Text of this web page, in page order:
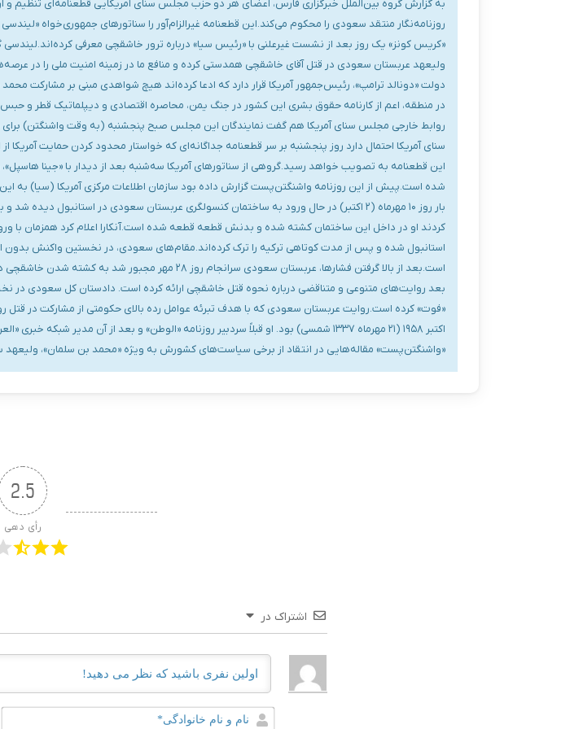
به گزارش گروه بین‌الملل خبرگزاری فارس، اعضای هر دو حزب مجلس سنای آمریکایی قطعنامه‌ای تنظیم
روزنامه‌نگار منتقد سعودی را محکوم می‌کند.این قطعنامه غیرالزام‌آور را سناتورهای جمهوری‌خواه «لیندسی
«کریس کونز» یک روز بعد از نشست غیرعلنی با «رئیس سیا» درباره ترور خاشقچی معرفی
ولیعهد عربستان سعودی در قتل آقای خاشقچی همدستی کرده و منافع ما در زمینه امنیت ملی را در
دولت «دونالد ترامپ»، رئیس‌جمهور آمریکا قرار دارد که ادعا کرده‌اند هیچ شواهدی مبنی بر مشارکت
در منطقه، اعم از کارنامه حقوق بشری این کشور در جنگ یمن، محاصره اقتصادی و دیپلماتیک قطر و حبس
روابط خارجی مجلس سنای آمریکا هم گفت نمایندگان این مجلس صبح پنجشنبه (به وقت واشنگتن)
سنای آمریکا احتمال دارد روز پنجشنبه بر سر قطعنامه‌ جداگانه‌ای که خواستار محدود کردن حمایت
این قطعنامه به تصویب خواهد رسید.گروهی از سناتورهای آمریکا سه‌شنبه بعد از دیدار با «جینا
شده است.پیش از این روزنامه واشنگتن‌پست گزارش داده بود سازمان اطلاعات مرکزی آمریکا (سیا)
بار روز ۱۰ مهرماه (۲ اکتبر) در حال ورود به ساختمان کنسولگری عربستان سعودی در
استانبول شده و پس از مدت کوتاهی ترکیه را ترک کرده‌اند.مقام‌های سعودی، در نخستین واکنش بدون
است.بعد از بالا گرفتن فشارها، عربستان سعودی
بعد روایت‌های متنوعی و متناقضی درباره نحوه قتل خاشقچی ارائه کرده است. دادستان کل سعودی در
«واشنگتن‌پست» مقاله‌هایی در انتقاد از برخی سیاست‌های کشورش به ویژه «محمد بن سلمان»، ولیعهد
2.5
رأی دهی
اشتراک در